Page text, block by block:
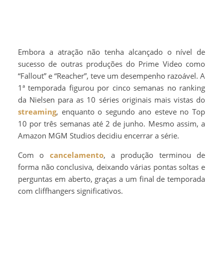
Embora a atração não tenha alcançado o nível de
sucesso de outras produções do Prime Video como
“Fallout” e “Reacher”, teve um desempenho razoável. A
1ª temporada figurou por cinco semanas no ranking
da Nielsen para as 10 séries originais mais vistas do
streaming, enquanto o segundo ano esteve no Top
10 por três semanas até 2 de junho. Mesmo assim, a
Amazon MGM Studios decidiu encerrar a série.
Com o cancelamento, a produção terminou de
forma não conclusiva, deixando várias pontas soltas e
perguntas em aberto, graças a um final de temporada
com cliffhangers significativos.